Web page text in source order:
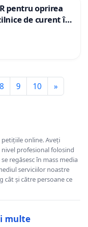
pentru oprirea
de curent în
8 9 10 »
online. Aveți
profesional folosind
regăsesc în mass media
serviciilor noastre
cât și către persoane ce
multe